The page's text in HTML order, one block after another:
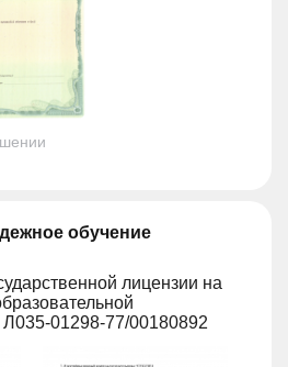
обучение
лицензии на
01298-77/00180892